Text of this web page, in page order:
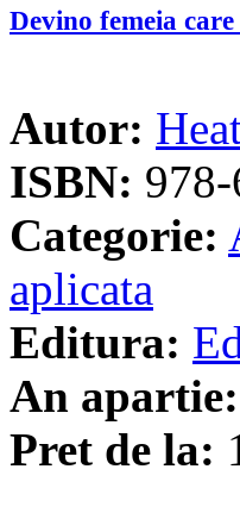
Devino femeia
Autor:
ISBN:
Categorie:
aplicata
Editura:
An apartie:
Pret de la: